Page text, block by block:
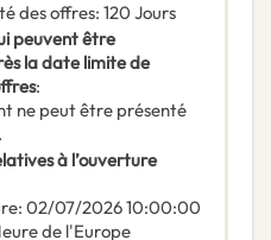
des offres: 120 Jours
peuvent être
la date limite de
:
ne peut être présenté
à l’ouverture
: 02/07/202610:00:00
de l'Europe